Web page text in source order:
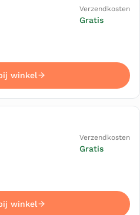
Gratis
winkel
Gratis
winkel